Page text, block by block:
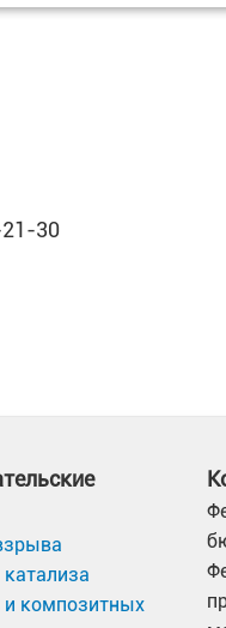
21-30
композитных